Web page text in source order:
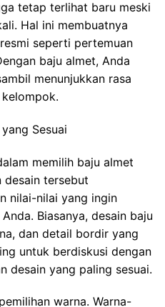
tetap terlihat baru meski
Hal ini membuatnya
seperti pertemuan
baju almet, Anda
menunjukkan rasa
Sesuai
memilih baju almet
desain tersebut
nilai-nilai yang ingin
Biasanya, desain baju
dan detail bordir yang
untuk berdiskusi dengan
desain yang paling sesuai.
warna. Warna-